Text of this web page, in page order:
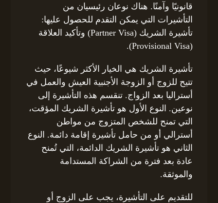
قانونيًا وآمنًا. هناك نوعان رئيسيان من
التأشيرات التي يمكن التقدم للحصول عليها:
تأشيرة الشريك (Partner Visa) وتأكيد العلاقة
(Provisional Visa).
تأشيرة الشريك هي الخيار الأكثر شيوعًا، حيث
تتيح للزوج أو الزوجة الأجنبية العيش والعمل في
أستراليا بعد الزواج. تنقسم هذه التأشيرة إلى
نوعين. النوع الأول هو تأشيرة الشريك المؤقت،
التي تمنح للشخص المتزوج من مواطن
أسترالي أو من حامل تأشيرة إقامة دائمة. النوع
الثاني هو تأشيرة الشريك الدائمة، التي تُمنح
عادة بعد فترة من الشراكة المستدامة
والموثقة.
للتقديم على التأشيرة، يجب على الزوج أو